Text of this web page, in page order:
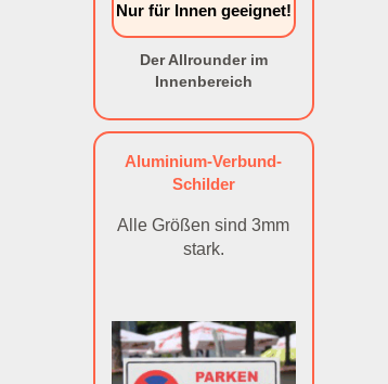
Nur für Innen geeignet!
Der Allrounder im
Innenbereich
Aluminium-Verbund-
Schilder
Alle Größen sind 3mm
stark.